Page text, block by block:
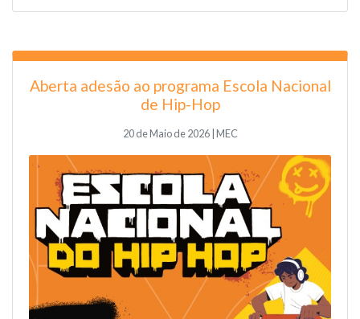
Aberta adesão ao programa Escola Nacional
de Hip-Hop
20 de Maio de 2026 | MEC